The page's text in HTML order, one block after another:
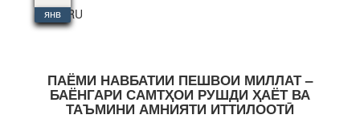
янв
Язык RU
ПАЁМИ НАВБАТИИ ПЕШВОИ МИЛЛАТ –
БАЁНГАРИ САМТҲОИ РУШДИ ҲАЁТ ВА
ТАЪМИНИ АМНИЯТИ ИТТИЛООТӢ